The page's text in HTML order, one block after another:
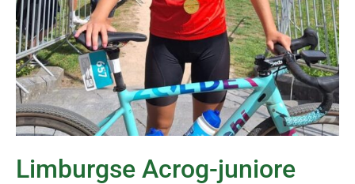
Limburgse Acrog-juniore